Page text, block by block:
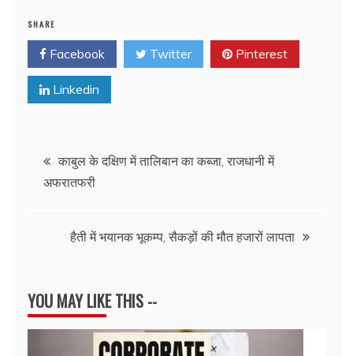
SHARE
Facebook Twitter Pinterest
Linkedin
Post
navigation
काबुल के दक्षिण में तालिबान का कब्जा, राजधानी में
अफरातफरी
हैती में भयानक भूकम्प, सैकड़ों की मौत हजारों लापता
YOU MAY LIKE THIS --